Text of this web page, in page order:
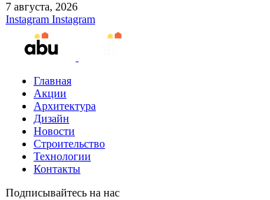
7 августа, 2026
Instagram Instagram
Главная
Акции
Архитектура
Дизайн
Новости
Строительство
Технологии
Контакты
Подписывайтесь на нас